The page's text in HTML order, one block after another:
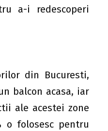
a-i redescoperi
din Bucuresti,
balcon acasa, iar
ale acestei zone
o folosesc pentru